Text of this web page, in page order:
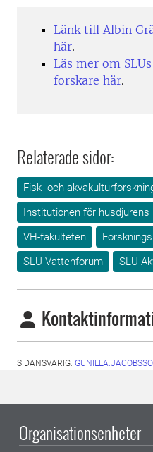
Länk till Albin
här.
Läs mer om
forskare här.
Relaterade sidor:
Fisk- och
Institutionen för husdjurens
VH-fakulteten
SLU Vattenforum
SLU
SIDANSVARIG:
Organisationsenheter